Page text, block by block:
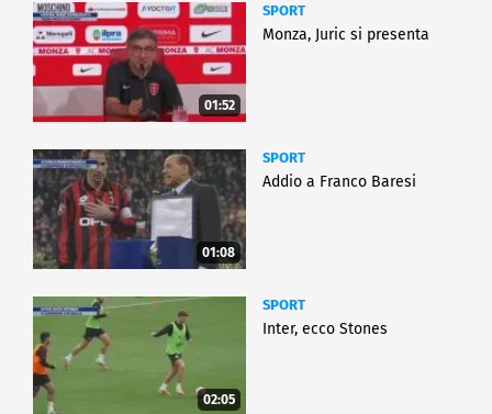
01:52
SPORT
Monza, Juric si presenta
01:08
SPORT
Addio a Franco Baresi
02:05
SPORT
Inter, ecco Stones